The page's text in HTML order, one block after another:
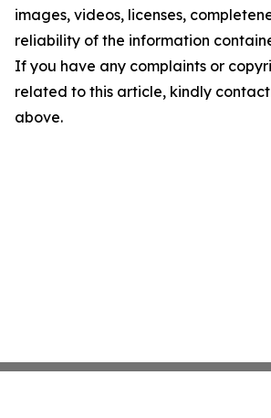
images, videos, licenses,
reliability of the information
If you have any complaints or
related to this article, kindly
above.